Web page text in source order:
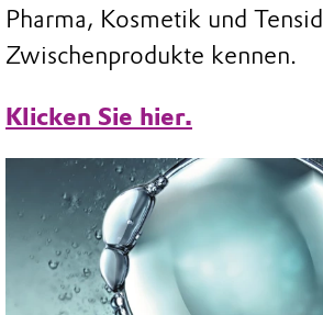
Pharma, Kosmetik und Tensid
Zwischenprodukte kennen.
Klicken Sie hier.